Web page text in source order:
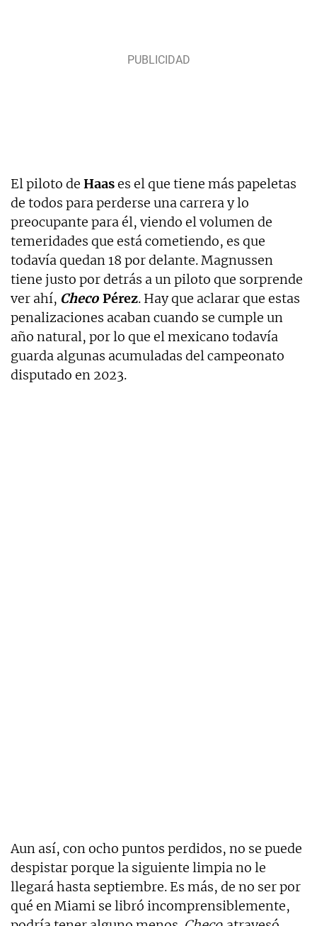
El piloto de Haases el que tiene más papeletas
de todos para perderse una carrera y lo
preocupante para él, viendo el volumen de
temeridades que está cometiendo, es que
todavía quedan 18 por delante. Magnussen
tiene justo por detrás a un piloto que sorprende
ver ahí, Checo Pérez. Hay que aclarar que estas
penalizaciones acaban cuando se cumple un
año natural, por lo que el mexicano todavía
guarda algunas acumuladas del campeonato
disputado en 2023.
Aun así, con ocho puntos perdidos, no se puede
despistar porque la siguiente limpia no le
llegará hasta septiembre. Es más, de no ser por
qué en Miami se libró incomprensiblemente,